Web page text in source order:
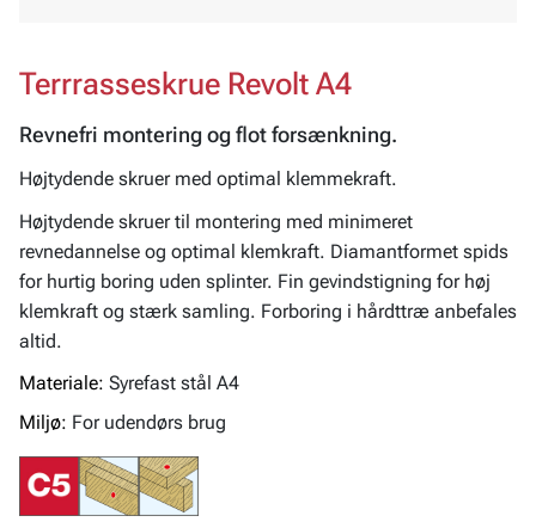
Terrrasseskrue Revolt A4
Revnefri montering og flot forsænkning.
Højtydende skruer med optimal klemmekraft.
Højtydende skruer til montering med minimeret
revnedannelse og optimal klemkraft. Diamantformet spids
for hurtig boring uden splinter. Fin gevindstigning for høj
klemkraft og stærk samling. Forboring i hårdttræ anbefales
altid.
Materiale: Syrefast stål A4
Miljø: For udendørs brug